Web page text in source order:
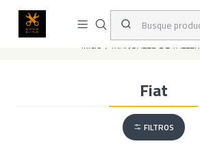
Este es el texto del slide
Inicio MANUALES DE TALLER
Fiat
FILTROS